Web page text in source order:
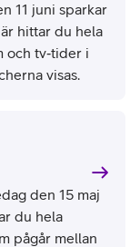
11 juni sparkar
hittar du hela
och tv‑tider i
visas.
den 15 maj
du hela
pågår mellan